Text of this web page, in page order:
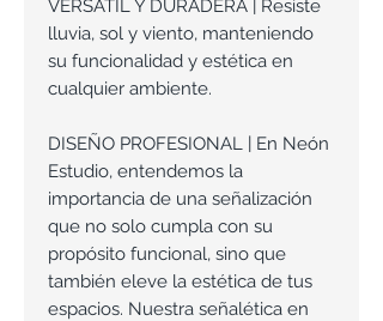
VERSÁTIL Y DURADERA | Resiste
lluvia, sol y viento, manteniendo
su funcionalidad y estética en
cualquier ambiente.
DISEÑO PROFESIONAL | En Neón
Estudio, entendemos la
importancia de una señalización
que no solo cumpla con su
propósito funcional, sino que
también eleve la estética de tus
espacios. Nuestra señalética en